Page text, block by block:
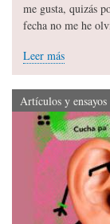
me gusta, quizás
fecha no me he
Leer más
Artículos y ensayos